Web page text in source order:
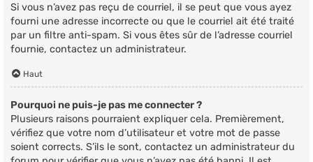
Si vous n’avez pas reçu de courriel, il se peut que vous ayez
fourni une adresse incorrecte ou que le courriel ait été traité
par un filtre anti-spam. Si vous êtes sûr de l’adresse courriel
fournie, contactez un administrateur.
Haut
Pourquoi ne puis-je pas me connecter ?
Plusieurs raisons pourraient expliquer cela. Premièrement,
vérifiez que votre nom d’utilisateur et votre mot de passe
soient corrects. S’ils le sont, contactez un administrateur du